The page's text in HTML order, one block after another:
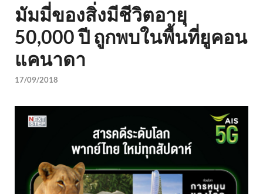
มัมมี่ของสิ่งมีชีวิตอายุ
50,000 ปี ถูกพบในพื้นที่ยูคอน
แคนาดา
17/09/2018